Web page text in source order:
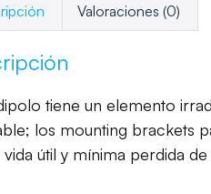
Valoraciones (0)
tiene un elemento
los mounting brackets
útil y mínima perdida